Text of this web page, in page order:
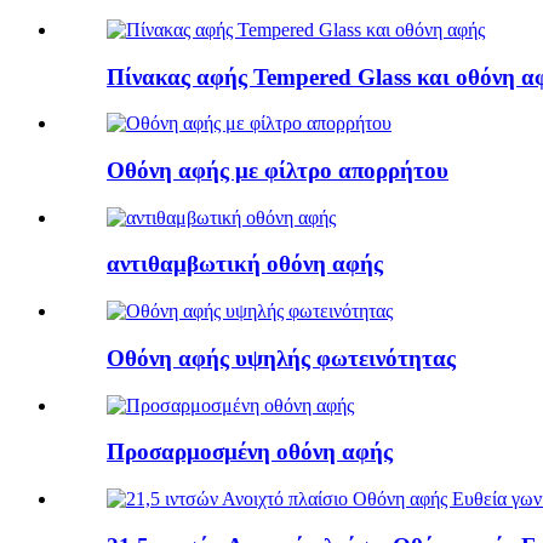
Πίνακας αφής Tempered Glass και οθόνη
Οθόνη αφής με φίλτρο απορρήτου
αντιθαμβωτική οθόνη αφής
Οθόνη αφής υψηλής φωτεινότητας
Προσαρμοσμένη οθόνη αφής